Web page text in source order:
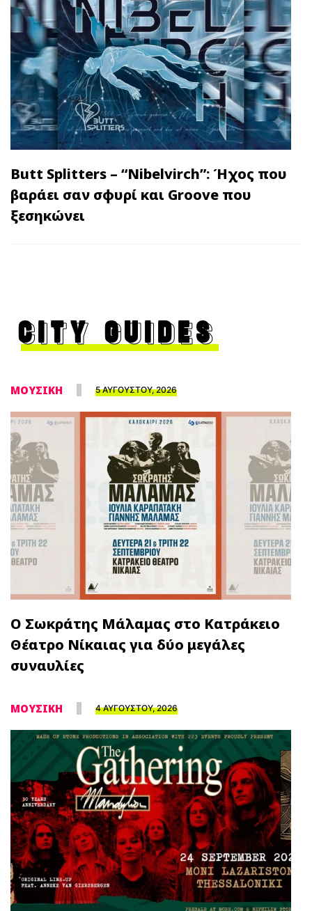
Butt Splitters – “Nibelvirch”: Ήχος που
βαράει σαν σφυρί και Groove που
ξεσηκώνει
CITY GUIDES
ΜΟΥΣΙΚΗ 5 ΑΥΓΟΥΣΤΟΥ, 2026
Ο Σωκράτης Μάλαμας στο Κατράκειο
Θέατρο Νίκαιας για δύο μεγάλες
συναυλίες
ΜΟΥΣΙΚΗ 4 ΑΥΓΟΥΣΤΟΥ, 2026